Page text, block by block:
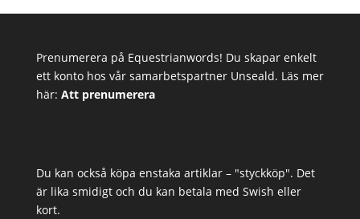
Prenumerera på Equestrianwords! Du skapar enkelt
ett konto hos vår samarbetspartner Unseald. Läs mer
här: Att prenumerera
Du kan också köpa enstaka artiklar – "styckköp". Det
är lika smidigt och du kan betala med Swish eller
kort.